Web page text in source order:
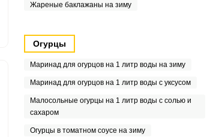
Жареные баклажаны на зиму
Огурцы
Маринад для огурцов на 1 литр воды на зиму
Маринад для огурцов на 1 литр воды с уксусом
Малосольные огурцы на 1 литр воды с солью и
сахаром
Огурцы в томатном соусе на зиму